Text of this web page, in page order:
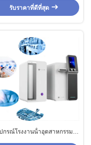
สะอาดน้ําที่บริสุทธิ์มากสําหรับ
กรณีเกิดน้ํา
รับราคาที่ดีที่สุด
กรณ์โรงงานน้ําอุตสาหกรรม